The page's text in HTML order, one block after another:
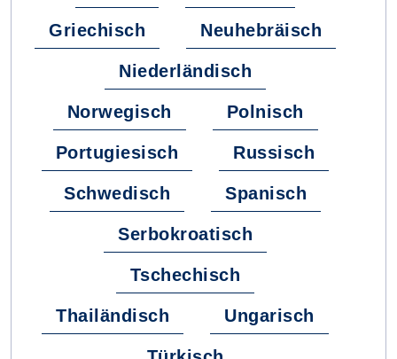
Griechisch Neuhebräisch
Niederländisch
Norwegisch Polnisch
Portugiesisch Russisch
Schwedisch Spanisch
Serbokroatisch
Tschechisch
Thailändisch Ungarisch